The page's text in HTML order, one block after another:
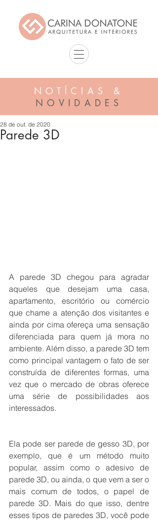
NOTÍCIAS &
NOVIDADES
Parede 3D
28 de out. de 2020
A parede 3D chegou para agradar
aqueles que desejam uma casa,
apartamento, escritório ou comércio
que chame a atenção dos visitantes e
ainda por cima ofereça uma sensação
diferenciada para quem já mora no
ambiente. Além disso, a parede 3D tem
como principal vantagem o fato de ser
construída de diferentes formas, uma
vez que o mercado de obras oferece
uma série de possibilidades aos
interessados.
Ela pode ser parede de gesso 3D, por
exemplo, que é um método muito
popular, assim como o adesivo de
parede 3D, ou ainda, o que vem a ser o
mais comum de todos, o papel de
parede 3D. Mais do que isso, dentre
esses tipos de paredes 3D, você pode